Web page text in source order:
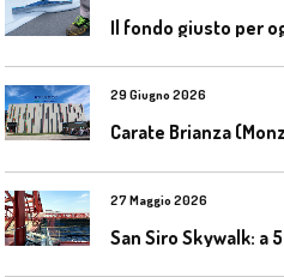
29 Giugno 2026
27 Maggio 2026